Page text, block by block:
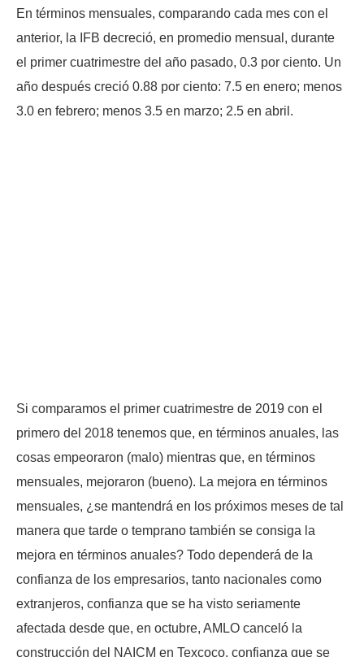
En términos mensuales, comparando cada mes con el
anterior, la IFB decreció, en promedio mensual, durante
el primer cuatrimestre del año pasado, 0.3 por ciento. Un
año después creció 0.88 por ciento: 7.5 en enero; menos
3.0 en febrero; menos 3.5 en marzo; 2.5 en abril.
Si comparamos el primer cuatrimestre de 2019 con el
primero del 2018 tenemos que, en términos anuales, las
cosas empeoraron (malo) mientras que, en términos
mensuales, mejoraron (bueno). La mejora en términos
mensuales, ¿se mantendrá en los próximos meses de tal
manera que tarde o temprano también se consiga la
mejora en términos anuales? Todo dependerá de la
confianza de los empresarios, tanto nacionales como
extranjeros, confianza que se ha visto seriamente
afectada desde que, en octubre, AMLO canceló la
construcción del NAICM en Texcoco, confianza que se